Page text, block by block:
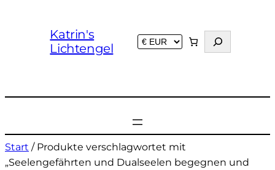
Katrin's
Lichtengel
u
Start / Produkte verschlagwortet mit
„Seelengefährten und Dualseelen begegnen und